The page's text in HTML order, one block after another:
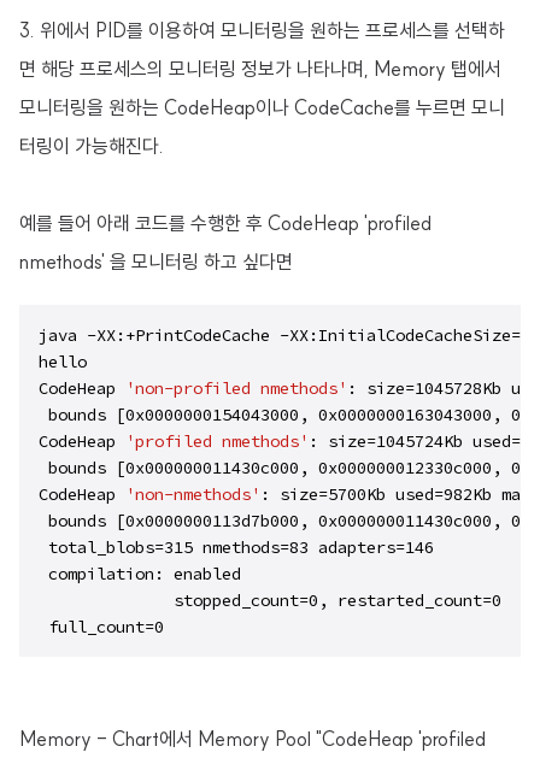
3. 위에서 PID를 이용하여 모니터링을 원하는 프로세스를 선택하
면 해당 프로세스의 모니터링 정보가 나타나며, Memory 탭에서
모니터링을 원하는 CodeHeap이나 CodeCache를 누르면 모니
터링이 가능해진다.
예를 들어 아래 코드를 수행한 후 CodeHeap 'profiled
nmethods' 을 모니터링 하고 싶다면
java -XX:+PrintCodeCache -
hello
CodeHeap
'non-profiled nmethods' : size=1045728Kb
bounds [0x0000000154043000, 0x0000000163043000,
CodeHeap
'profiled nmethods' : size=1045724Kb
bounds [0x000000011430c000, 0x000000012330c000,
CodeHeap
'non-nmethods' : size=5700Kb used=982Kb
bounds [0x0000000113d7b000, 0x000000011430c000,
total_blobs=315 nmethods=83 adapters=146
compilation: enabled
              stopped_count=0, restarted_count=0
full_count=0
Memory - Chart에서 Memory Pool "CodeHeap 'profiled